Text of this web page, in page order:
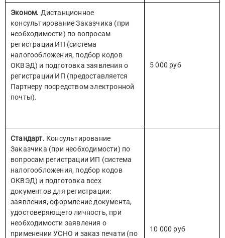
Эконом. Дистанционное
консультирование Заказчика (при
необходимости) по вопросам
регистрации ИП (система
налогообложения, подбор кодов
ОКВЭД) и подготовка заявления о
регистрации ИП (предоставляется
Партнеру посредством электронной
почты).
5 000 руб
Стандарт. Консультирование
Заказчика (при необходимости) по
вопросам регистрации ИП (система
налогообложения, подбор кодов
ОКВЭД) и подготовка всех
документов для регистрации:
заявления, оформление документа,
удостоверяющего личность, при
необходимости заявления о
применении УСНО и заказ печати (по
10 000 руб